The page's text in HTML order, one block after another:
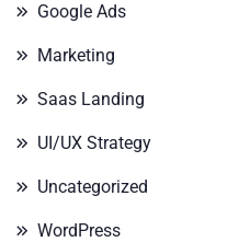
Google Ads
Marketing
Saas Landing
UI/UX Strategy
Uncategorized
WordPress